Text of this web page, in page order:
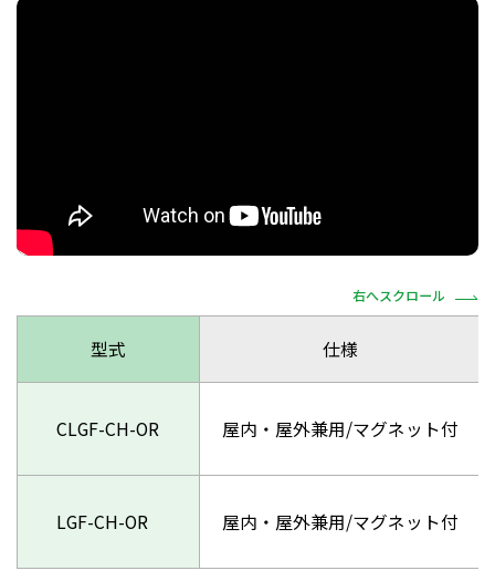
右へスクロール
型式 仕様
CLGF-CH-OR 屋内・屋外兼用/マグネット付
LGF-CH-OR 屋内・屋外兼用/マグネット付